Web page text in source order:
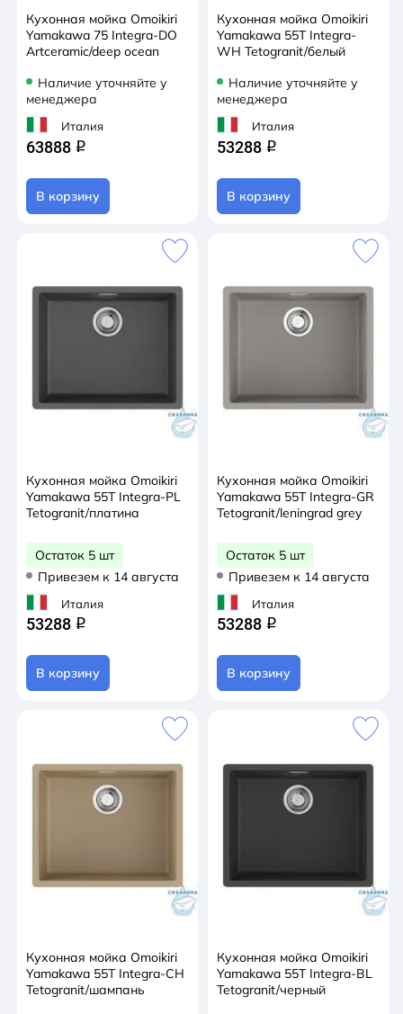
Кухонная мойка Omoikiri
Yamakawa 75 Integra-DO
Artceramic/deep ocean
Наличие уточняйте у
менеджера
Италия
63888 q
В корзину
Кухонная мойка Omoikiri
Yamakawa 55Т Integra-
WH Tetogranit/белый
Наличие уточняйте у
менеджера
Италия
53288 q
В корзину
Кухонная мойка Omoikiri
Yamakawa 55Т Integra-PL
Tetogranit/платина
Остаток 5 шт
Привезем к 14 августа
Италия
53288 q
В корзину
Кухонная мойка Omoikiri
Yamakawa 55Т Integra-GR
Tetogranit/leningrad grey
Остаток 5 шт
Привезем к 14 августа
Италия
53288 q
В корзину
Кухонная мойка Omoikiri
Yamakawa 55Т Integra-CH
Tetogranit/шампань
Кухонная мойка Omoikiri
Yamakawa 55Т Integra-BL
Tetogranit/черный